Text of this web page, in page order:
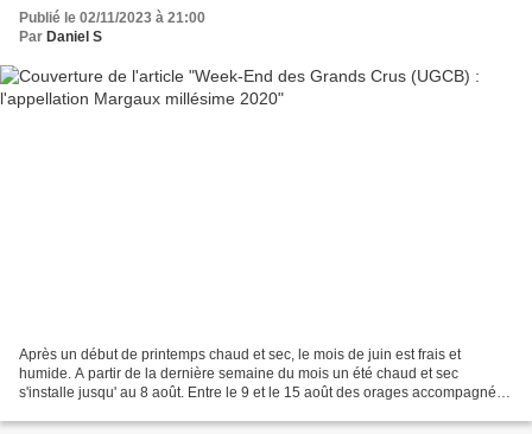
Publié le 02/11/2023 à 21:00
Par Daniel S
Après un début de printemps chaud et sec, le mois de juin est frais et
humide. A partir de la dernière semaine du mois un été chaud et sec
s'installe jusqu' au 8 août. Entre le 9 et le 15 août des orages accompagnés